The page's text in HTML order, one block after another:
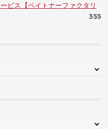
ビス【ペイトナーファクタリ
355